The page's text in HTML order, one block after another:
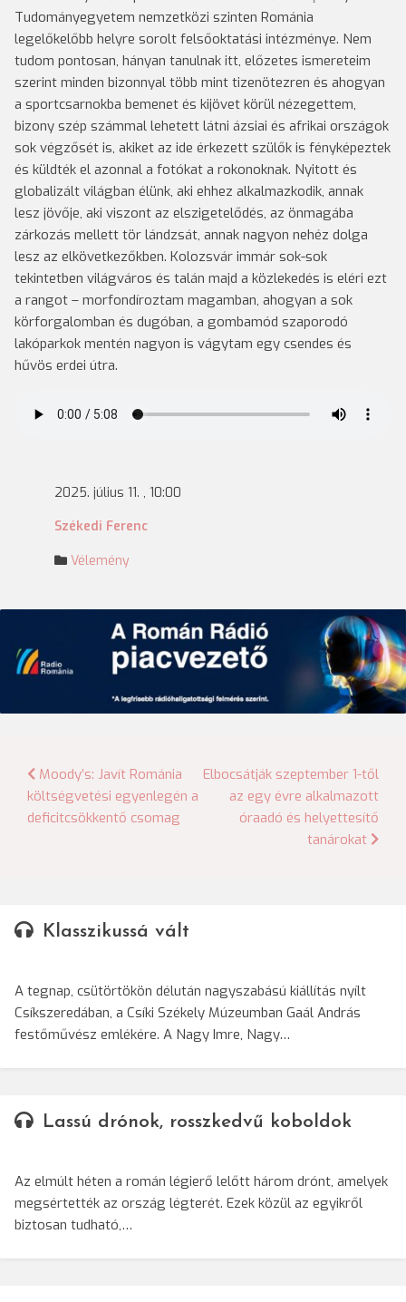
Tudományegyetem nemzetközi szinten Románia
legelőkelőbb helyre sorolt felsőoktatási intézménye. Nem
tudom pontosan, hányan tanulnak itt, előzetes ismereteim
szerint minden bizonnyal több mint tizenötezren és ahogyan
a sportcsarnokba bemenet és kijövet körül nézegettem,
bizony szép számmal lehetett látni ázsiai és afrikai országok
sok végzősét is, akiket az ide érkezett szülők is fényképeztek
és küldték el azonnal a fotókat a rokonoknak. Nyitott és
globalizált világban élünk, aki ehhez alkalmazkodik, annak
lesz jövője, aki viszont az elszigetelődés, az önmagába
zárkozás mellett tör lándzsát, annak nagyon nehéz dolga
lesz az elkövetkezőkben. Kolozsvár immár sok-sok
tekintetben világváros és talán majd a közlekedés is eléri ezt
a rangot – morfondíroztam magamban, ahogyan a sok
körforgalomban és dugóban, a gombamód szaporodó
lakóparkok mentén nagyon is vágytam egy csendes és
hűvös erdei útra.
2025. július 11. , 10:00
Székedi Ferenc
Vélemény
Bejegyzés
navigáció
Moody’s: Javít Románia
költségvetési egyenlegén a
deficitcsökkentő csomag
Elbocsátják szeptember 1-től
az egy évre alkalmazott
óraadó és helyettesítő
tanárokat
Klasszikussá vált
A tegnap, csütörtökön délután nagyszabású kiállítás nyílt
Csíkszeredában, a Csíki Székely Múzeumban Gaál András
festőművész emlékére. A Nagy Imre, Nagy…
Lassú drónok, rosszkedvű koboldok
Az elmúlt héten a román légierő lelőtt három drónt, amelyek
megsértették az ország légterét. Ezek közül az egyikről
biztosan tudható,…